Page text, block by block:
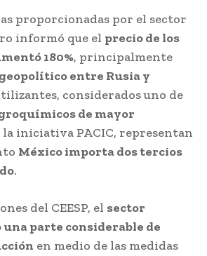
proporcionadas por el sector
informó que el precio de los
180%, principalmente
entre Rusia y
considerados uno de
de mayor
la iniciativa PACIC, representan
México importa dos tercios
.
del CEESP, el sector
parte considerable de
en medio de las medidas